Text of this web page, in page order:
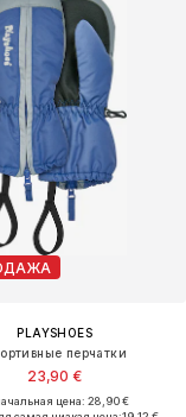
PLAYSHOES
перчатки
23,90 €
цена: 28,90 €